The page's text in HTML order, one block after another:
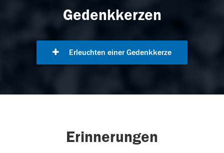
Gedenkkerzen
Erleuchten einer Gedenkkerze
Erinnerungen